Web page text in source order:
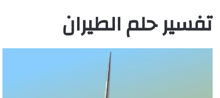
تفسير حلم الطيران